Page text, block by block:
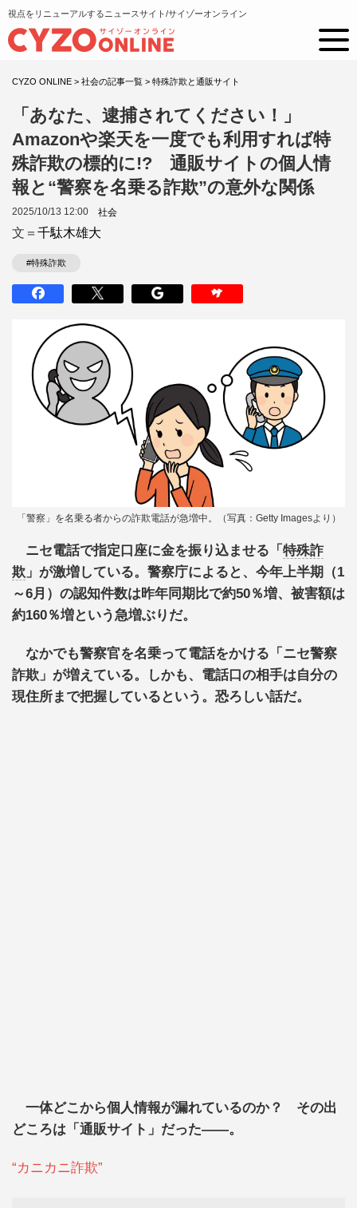
視点をリニューアルするニュースサイト/サイゾーオンライン
CYZO ONLINE > 社会の記事一覧 > 特殊詐欺と通販サイト
「あなた、逮捕されてください！」
Amazonや楽天を一度でも利用すれば特
殊詐欺の標的に!? 通販サイトの個人情
報と“警察を名乗る詐欺”の意外な関係
2025/10/13 12:00 社会
文＝ 千駄木雄大
#特殊詐欺
「警察」を名乗る者からの詐欺電話が急増中。（写真：Getty Imagesより）
ニセ電話で指定口座に金を振り込ませる「 特殊詐
欺 」が激増している。警察庁によると、今年上半期（1
～6月）の認知件数は昨年同期比で約50％増、被害額は
約160％増という急増ぶりだ。
なかでも警察官を名乗って電話をかける「ニセ警察
詐欺」が増えている。しかも、電話口の相手は自分の
現住所まで把握しているという。恐ろしい話だ。
一体どこから個人情報が漏れているのか？ その出
どころは「通販サイト」だった――。
“カニカニ詐欺”